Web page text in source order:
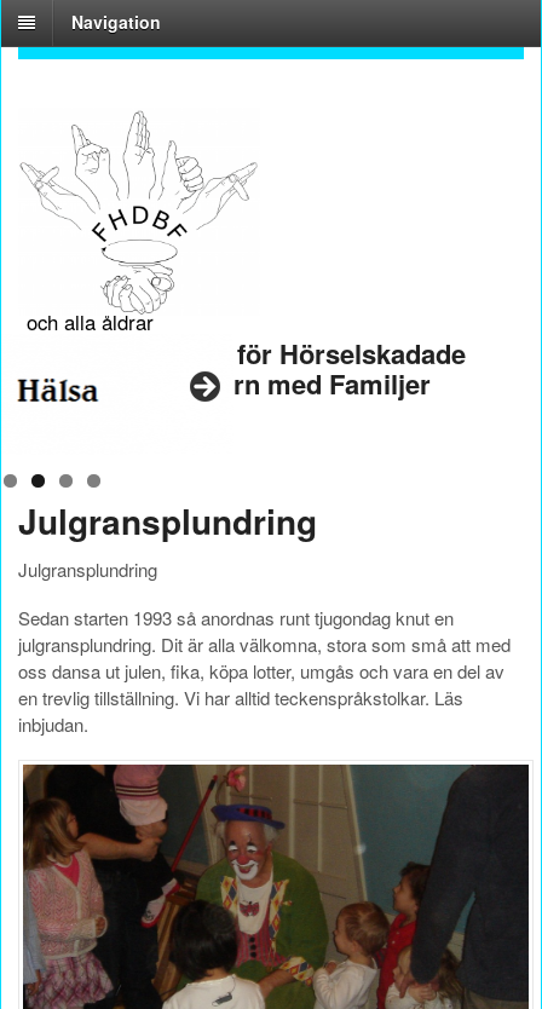
Navigation
Riksföreningen för Hörselskadade
och Döva Barn med Familjer
En förening för
hela familjen
och alla åldrar
Julgransplundring
Julgransplundring
Sedan starten 1993 så anordnas runt tjugondag knut en
julgransplundring. Dit är alla välkomna, stora som små att med
oss dansa ut julen, fika, köpa lotter, umgås och vara en del av
en trevlig tillställning. Vi har alltid teckenspråkstolkar. Läs
inbjudan.